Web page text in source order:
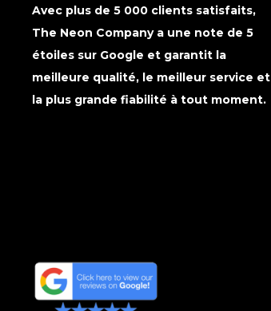
Avec plus de 5 000 clients satisfaits,
The Neon Company a une note de 5
étoiles sur Google et garantit la
meilleure qualité, le meilleur service et
la plus grande fiabilité à tout moment.